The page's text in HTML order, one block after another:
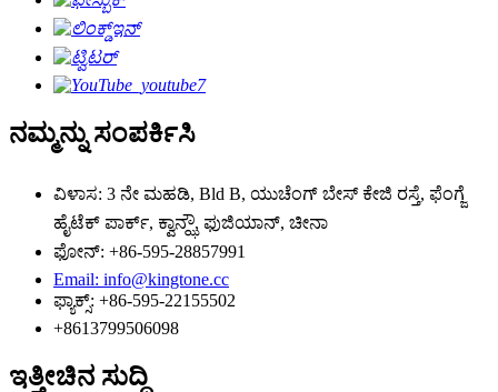
ನಮ್ಮನ್ನು ಸಂಪರ್ಕಿಸಿ
ವಿಳಾಸ: 3 ನೇ ಮಹಡಿ, Bld B, ಯುಚೆಂಗ್ ಬೇಸ್ ಕೇಜಿ ರಸ್ತೆ, ಫೆಂಗ್ಜೆ
ಹೈಟೆಕ್ ಪಾರ್ಕ್, ಕ್ವಾನ್ಝೌ, ಫುಜಿಯಾನ್, ಚೀನಾ
ಫೋನ್: +86-595-28857991
Email: info@kingtone.cc
ಫ್ಯಾಕ್ಸ್: +86-595-22155502
+8613799506098
ಇತ್ತೀಚಿನ ಸುದ್ದಿ